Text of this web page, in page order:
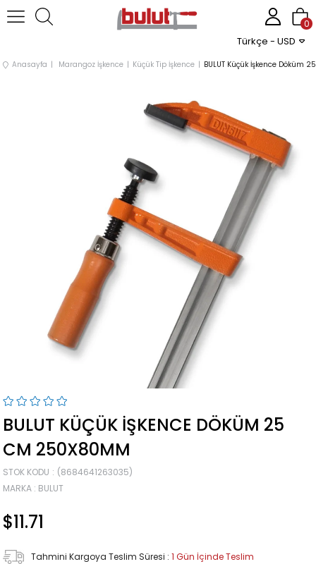
Türkçe - USD
0
Anasayfa Marangoz İşkence Küçük Tip İşkence BULUT Küçük İşkence Döküm
BULUT KÜÇÜK İŞKENCE DÖKÜM 25
CM 250X80MM
STOK KODU
(8684641263035)
MARKA : BULUT
$11.71
Tahmini Kargoya Teslim Süresi : 1 Gün İçinde Teslim